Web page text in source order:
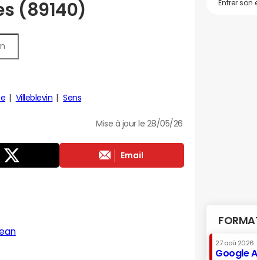
(89140)
Villeblevin Sens
Mise à jour le 28/05/26
Email
27 aoû 2026
Google